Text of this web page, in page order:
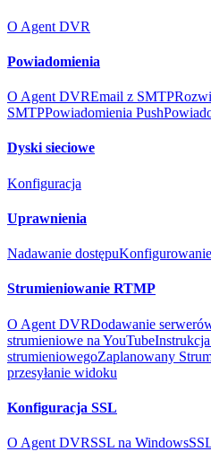
O Agent DVR
Powiadomienia
O Agent DVREmail z SMTP
SMTPPowiadomienia Push
Dyski sieciowe
Konfiguracja
Uprawnienia
Nadawanie dostępu
Strumieniowanie RTMP
O Agent DVRDodawanie
strumieniowe na YouTubeInstrukcja
strumieniowegoZaplanowany
przesyłanie widoku
Konfiguracja SSL
O Agent DVRSSL na Windows